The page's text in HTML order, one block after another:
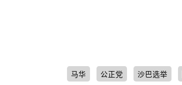
马华 公正党 沙巴选举